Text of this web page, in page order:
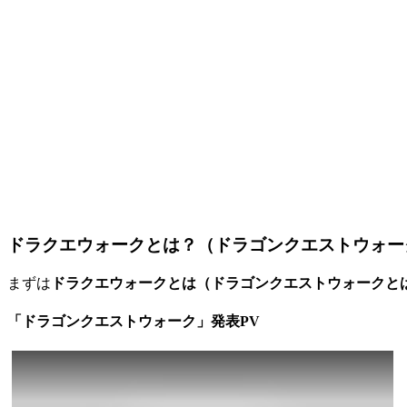
ドラクエウォークとは？（ドラゴンクエストウォ
まずは ドラクエウォークとは（ドラゴンクエストウォークと
「ドラゴンクエストウォーク」発表PV